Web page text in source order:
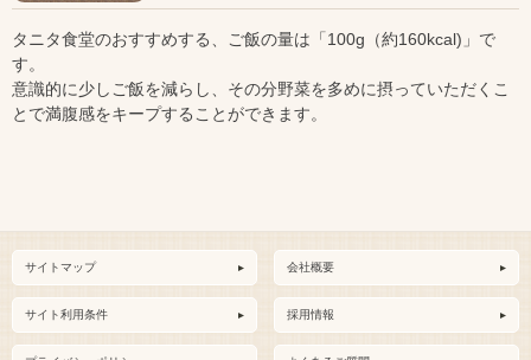
タニタ食堂のおすすめする、ご飯の量は「100g（約160kcal)」で
す。
意識的に少しご飯を減らし、その分野菜を多めに摂っていただくこ
とで満腹感をキープすることができます。
サイトマップ 会社概要
サイト利用条件 採用情報